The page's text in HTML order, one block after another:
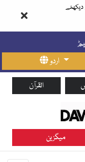
اردو
القرآن
میگزین